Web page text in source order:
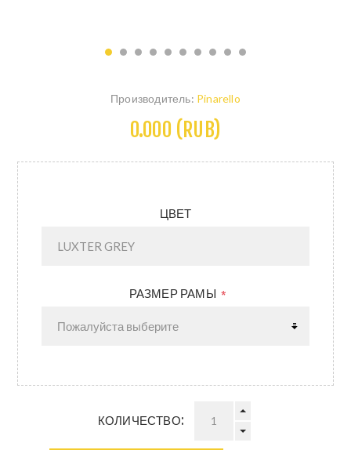
Производитель: Pinarello
0.000 (RUB)
ЦВЕТ
РАЗМЕР РАМЫ *
КОЛИЧЕСТВО: